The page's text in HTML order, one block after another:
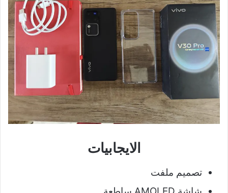
الايجابيات
تصميم ملفت